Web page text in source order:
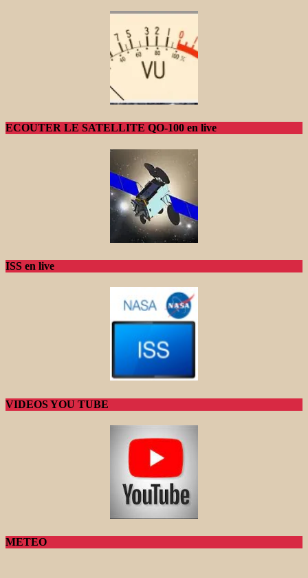
ECOUTER LE SATELLITE QO-100 en live
ISS en live
VIDEOS YOU TUBE
METEO